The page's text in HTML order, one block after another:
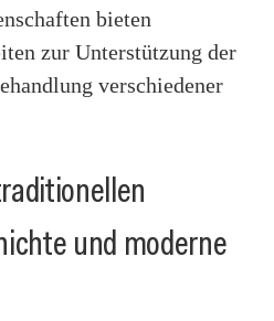
bieten
zur Unterstützung der
verschiedener
und moderne